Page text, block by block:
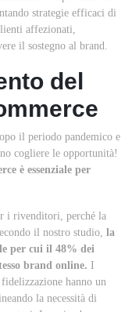
strategie efficaci di
affezionati,
il sostegno al brand.
del
il periodo pandemico e
cogliere le opportunità!
è essenziale per
i rivenditori, perché la
il nostro studio, la
per cui il 48% dei
brand online. I
hanno un
la necessità di